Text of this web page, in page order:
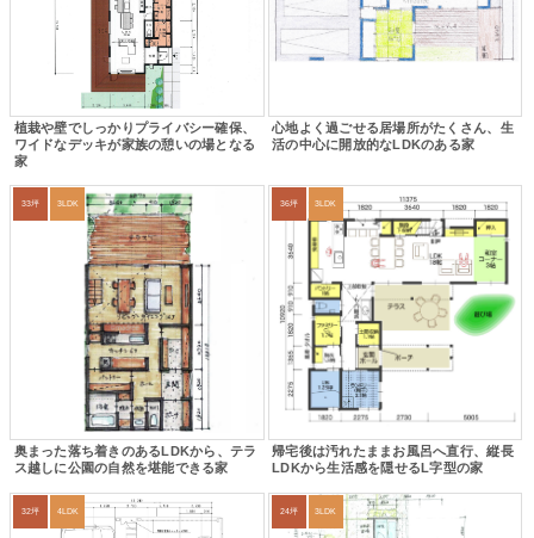
植栽や壁でしっかりプライバシー確保、
ワイドなデッキが家族の憩いの場となる
家
心地よく過ごせる居場所がたくさん、生
活の中心に開放的なLDKのある家
33坪 3LDK
奥まった落ち着きのあるLDKから、テラ
ス越しに公園の自然を堪能できる家
36坪 3LDK
帰宅後は汚れたままお風呂へ直行、縦長
LDKから生活感を隠せるL字型の家
32坪 4LDK 24坪 3LDK